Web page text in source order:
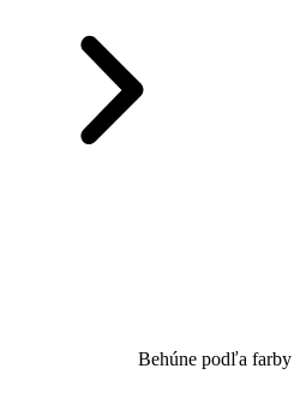
Behúne podľa farby